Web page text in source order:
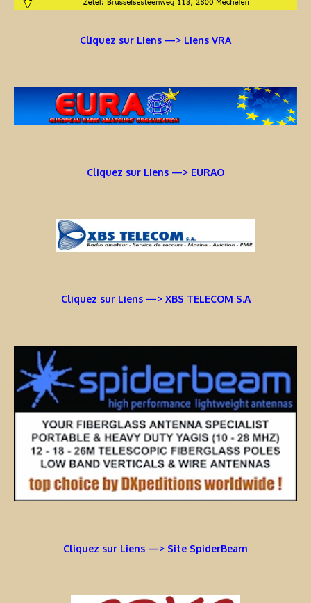
Cliquez sur Liens —> Liens VRA
Cliquez sur Liens —> EURAO
Cliquez sur Liens —> XBS TELECOM S.A
Cliquez sur Liens —> Site SpiderBeam